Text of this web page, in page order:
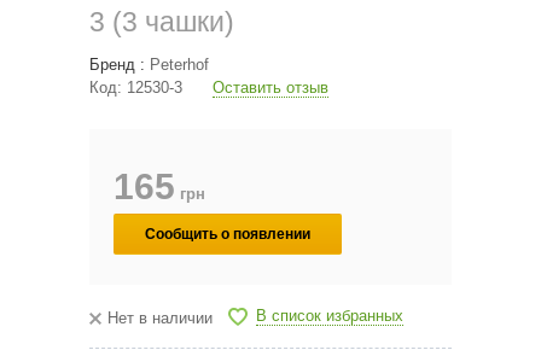
3 (3 чашки)
Бренд : Peterhof
Код: 12530-3 Оставить отзыв
165 грн
Сообщить о появлении
Нет в наличии В список избранных